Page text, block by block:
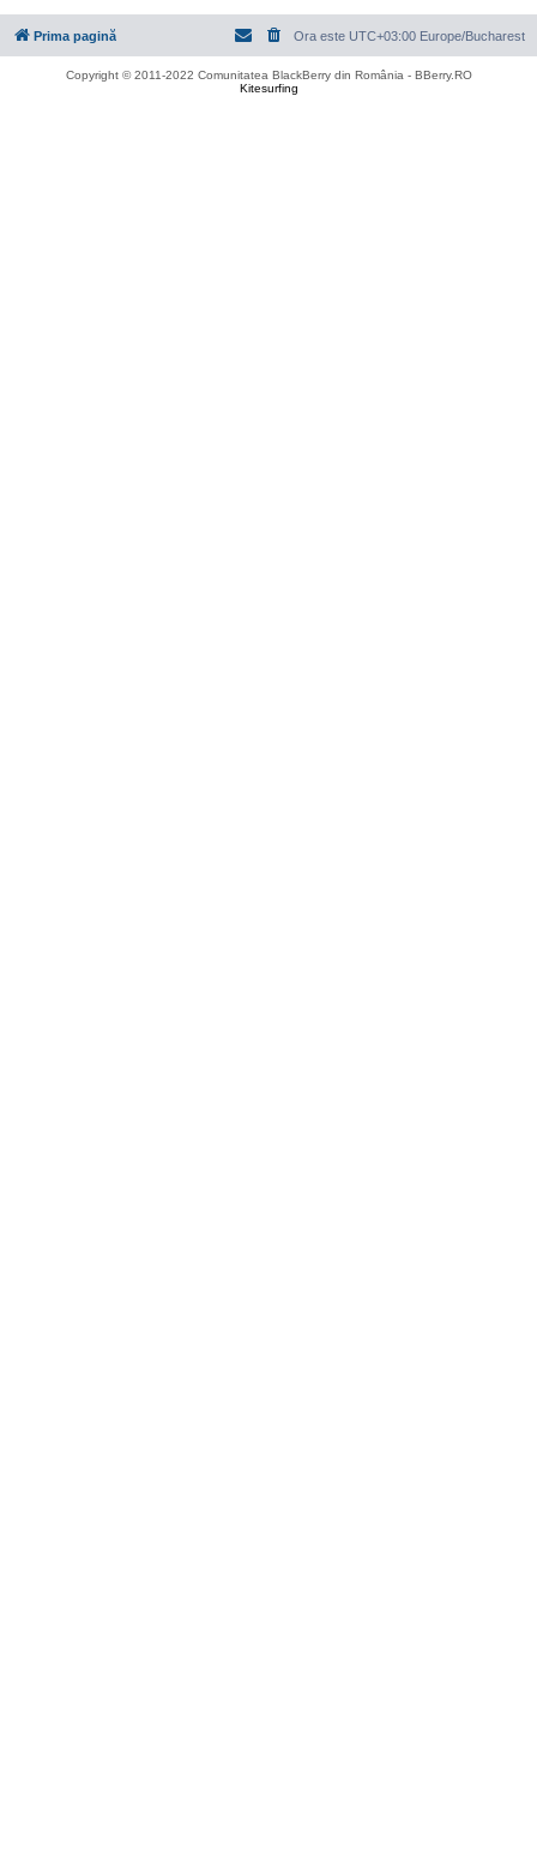
Prima pagină Ora este UTC+03:00 Europe/Bucharest
Copyright © 2011-2022 Comunitatea BlackBerry din România - BBerry.RO
Kitesurfing